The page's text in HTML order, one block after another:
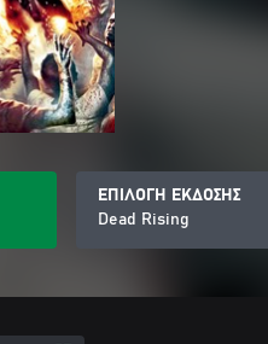
ΕΠΙΛΟΓΗ ΕΚΔΟΣΗΣ
Dead Rising